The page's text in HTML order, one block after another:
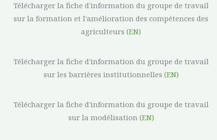
Télécharger la fiche d'information du groupe de travail
sur la formation et l'amélioration des compétences des
agriculteurs (EN)
Télécharger la fiche d'information du groupe de travail
sur les barrières institutionnelles (EN)
Télécharger la fiche d'information du groupe de travail
sur la modélisation (EN)